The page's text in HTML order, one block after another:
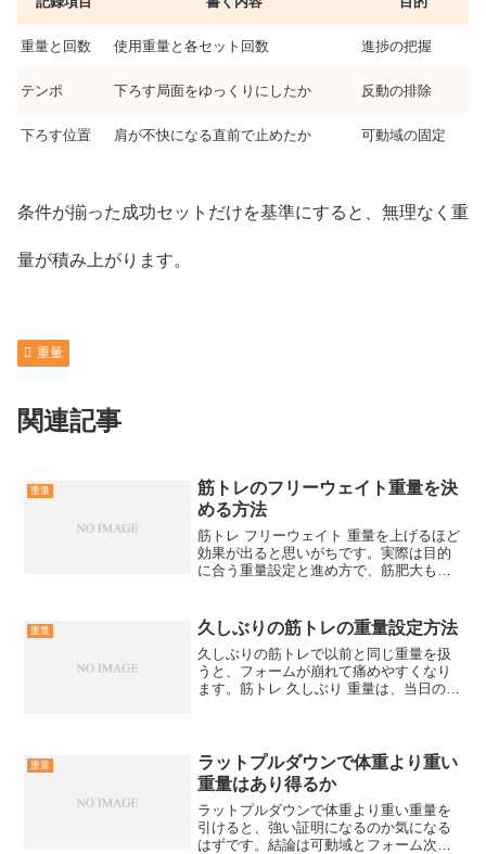
重量と回数 使用重量と各セット回数 進捗の把握
テンポ 下ろす局面をゆっくりにしたか 反動の排除
下ろす位置 肩が不快になる直前で止めたか 可動域の固定
条件が揃った成功セットだけを基準にすると、無理なく重
量が積み上がります。
重量
関連記事
重量
筋トレのフリーウェイト重量を決
める方法
筋トレ フリーウェイト 重量を上げるほど
効果が出ると思いがちです。実際は目的
に合う重量設定と進め方で、筋肥大も安
体化します。筋トレで重量を上げる前に
迷うポイント結論...
重量 久しぶりの筋トレの重量設定方法
久しぶりの筋トレで以前と同じ重量を扱
うと、フォームが崩れて痛めやすくなり
ます。筋トレ 久しぶり 重量は、当日の状
以前の記録より軽い重...
重量
ラットプルダウンで体重より重い
重量はあり得るか
ラットプルダウンで体重より重い重量を
引けると、強い証明になるのか気になる
はずです。結論は可動域とフォーム次第